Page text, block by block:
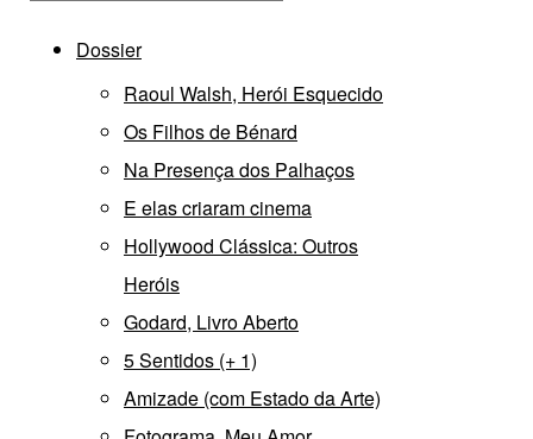
Dossier
Raoul Walsh, Herói Esquecido
Os Filhos de Bénard
Na Presença dos Palhaços
E elas criaram cinema
Hollywood Clássica: Outros
Heróis
Godard, Livro Aberto
5 Sentidos (+ 1)
Amizade (com Estado da Arte)